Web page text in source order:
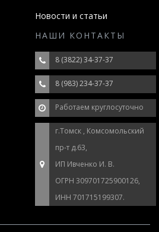
Новости и статьи
НАШИ КОНТАКТЫ
8 (3822) 34-37-37
8 (983) 234-37-37
Работаем круглосуточно
г.Томск , Комсомольский
пр-т д.63,
ИП Ивченко И. В.
ОГРН 309701725900126,
ИНН 701715199307.